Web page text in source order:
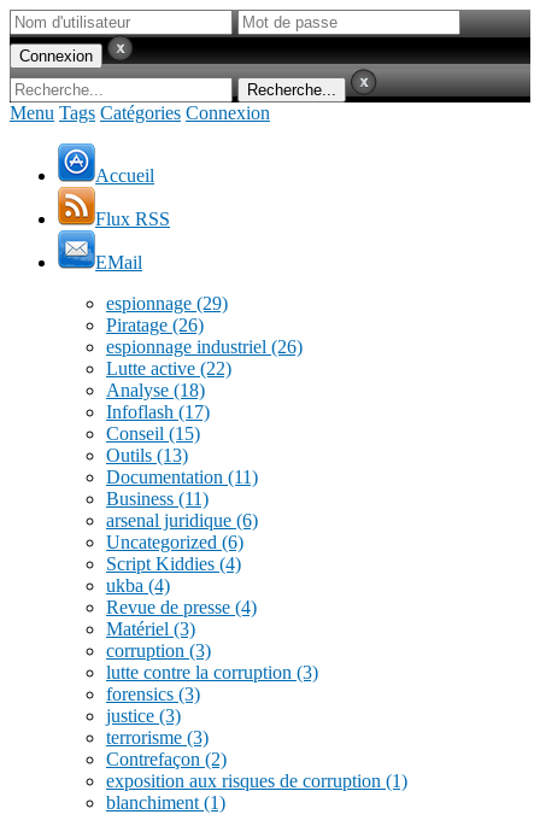
Menu Tags Catégories Connexion
Accueil
Flux RSS
EMail
espionnage (29)
Piratage (26)
espionnage industriel (26)
Lutte active (22)
Analyse (18)
Infoflash (17)
Conseil (15)
Outils (13)
Documentation (11)
Business (11)
arsenal juridique (6)
Uncategorized (6)
Script Kiddies (4)
ukba (4)
Revue de presse (4)
Matériel (3)
corruption (3)
lutte contre la corruption (3)
forensics (3)
justice (3)
terrorisme (3)
Contrefaçon (2)
exposition aux risques de corruption (1)
blanchiment (1)